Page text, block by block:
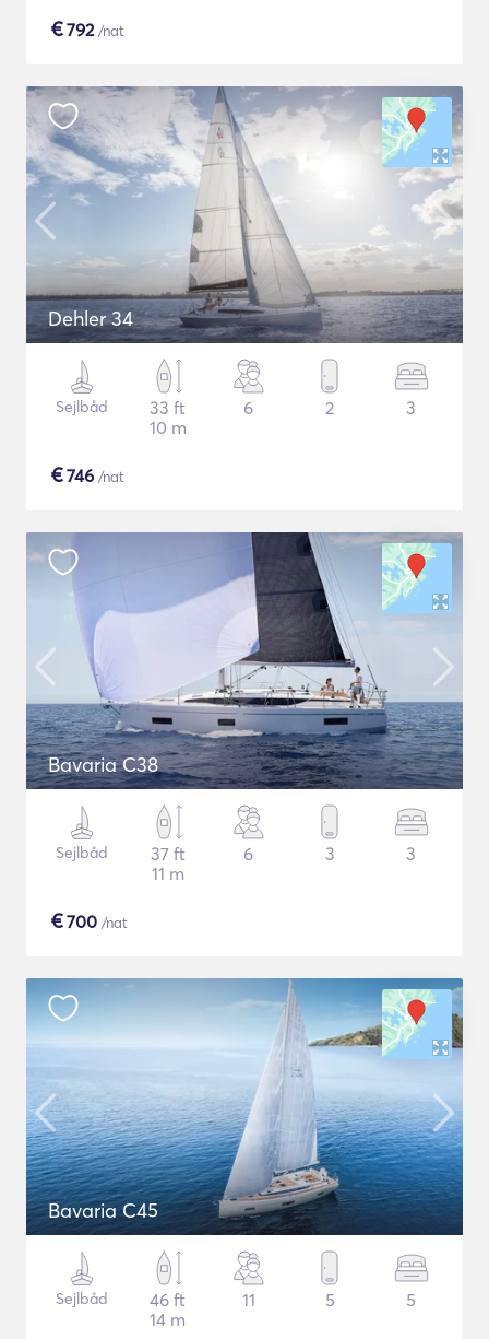
€792/nat
Dehler 34
Sejlbåd
33 ft
10 m
6 2 3
€746 /nat
Bavaria C38
Sejlbåd
37 ft
11 m
6 3 3
€700 /nat
Bavaria C45
Sejlbåd
46 ft
14 m
11 5 5